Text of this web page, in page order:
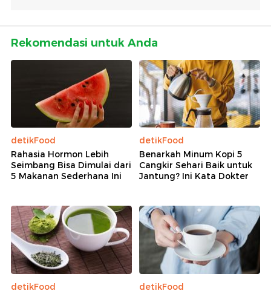
Rekomendasi untuk Anda
detikFood
Rahasia Hormon Lebih
Seimbang Bisa Dimulai dari
5 Makanan Sederhana Ini
detikFood
Benarkah Minum Kopi 5
Cangkir Sehari Baik untuk
Jantung? Ini Kata Dokter
detikFood
detikFood